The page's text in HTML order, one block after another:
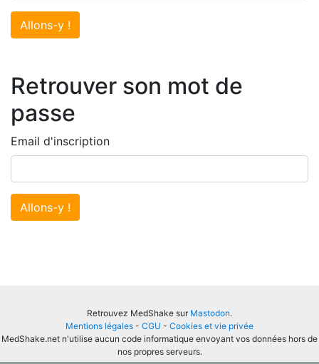
Allons-y !
Retrouver son mot de
passe
Email d'inscription
Allons-y !
Retrouvez MedShake sur Mastodon.
Mentions légales - CGU - Cookies et vie privée
MedShake.net n'utilise aucun code informatique envoyant vos données hors de
nos propres serveurs.